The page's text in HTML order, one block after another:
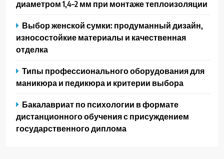
диаметром 1,4–2 мм при монтаже теплоизоляции
Выбор женской сумки: продуманный дизайн,
износостойкие материалы и качественная
отделка
Типы профессионального оборудования для
маникюра и педикюра и критерии выбора
Бакалавриат по психологии в формате
дистанционного обучения с присуждением
государственного диплома